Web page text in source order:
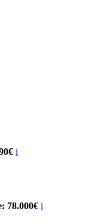
i
78.000€ i